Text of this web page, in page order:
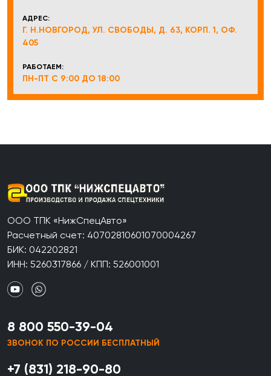
АДРЕС:
Г. Н.НОВГОРОД, УЛ. СВОБОДЫ, Д. 63, КОРП. 1, ОФ.
405
РАБОТАЕМ:
ПН-ПТ С 9:00 ДО 18:00
ООО ТПК «НижСпецАвто»
Расчетный счет: 40702810601070004267
БИК: 042202821
ИНН: 5260317866 / КПП: 526001001
8 800 550-39-04
ЗВОНОК ПО РОССИИ БЕСПЛАТНЫЙ
+7 (831) 218-90-80